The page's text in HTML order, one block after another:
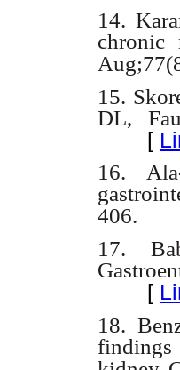
14.
chronic
15.
DL,
[
16.
406.
17.
[
18.